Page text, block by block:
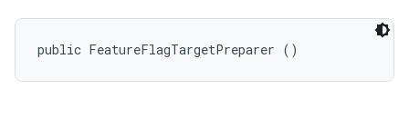
public FeatureFlagTargetPreparer ()